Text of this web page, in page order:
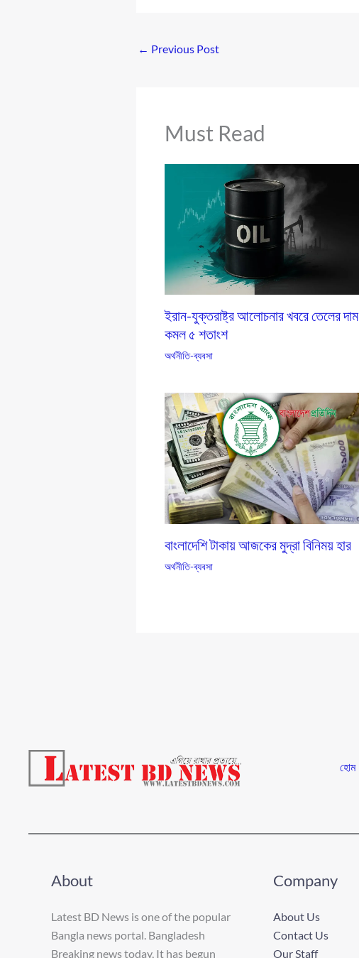
← Previous Post
Must Read
ইরান-যুক্তরাষ্ট্র আলোচনার খবরে তেলের দাম
কমল ৫ শতাংশ
অর্থনীতি-ব্যবসা
বাংলাদেশি টাকায় আজকের মুদ্রা বিনিময় হার
অর্থনীতি-ব্যবসা
হোম
About
Latest BD News is one of the popular
Bangla news portal. Bangladesh
Breaking news today, It has begun
Company
About Us
Contact Us
Our Staff